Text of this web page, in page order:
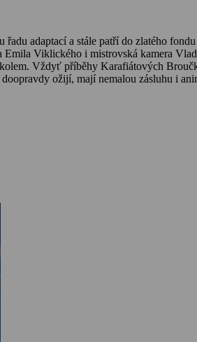
adaptací a stále patří do zlatého
Viklického i mistrovská kamera
Vždyť příběhy Karafiátových
ožijí, mají nemalou zásluhu i